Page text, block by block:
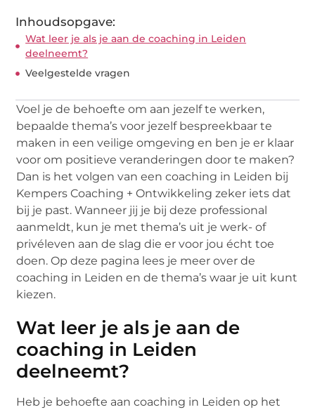
Inhoudsopgave:
Wat leer je als je aan de coaching in Leiden
deelneemt?
Veelgestelde vragen
Voel je de behoefte om aan jezelf te werken,
bepaalde thema’s voor jezelf bespreekbaar te
maken in een veilige omgeving en ben je er klaar
voor om positieve veranderingen door te maken?
Dan is het volgen van een coaching in Leiden bij
Kempers Coaching + Ontwikkeling zeker iets dat
bij je past. Wanneer jij je bij deze professional
aanmeldt, kun je met thema’s uit je werk- of
privéleven aan de slag die er voor jou écht toe
doen. Op deze pagina lees je meer over de
coaching in Leiden en de thema’s waar je uit kunt
kiezen.
Wat leer je als je aan de
coaching in Leiden
deelneemt?
Heb je behoefte aan coaching in Leiden op het